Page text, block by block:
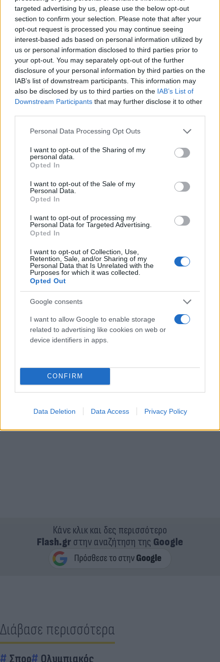
targeted advertising by us, please use the below opt-out
section to confirm your selection. Please note that after your
opt-out request is processed you may continue seeing
interest-based ads based on personal information utilized by
us or personal information disclosed to third parties prior to
your opt-out. You may separately opt-out of the further
disclosure of your personal information by third parties on the
IAB’s list of downstream participants. This information may
also be disclosed by us to third parties on the IAB’s List of
Downstream Participants that may further disclose it to other
Please note that this website/app uses one or more Google
not limited to your visit or usage behaviour. You may click to
grant or deny consent to Google and its third-party tags to
use your data for below specified purposes in below Google
consent section.
Personal Data Processing Opt Outs
I want to opt-out of the Sharing of my
personal data.
Opted In
I want to opt-out of the Sale of my
Personal Data.
Opted In
I want to opt-out of processing my
Personal Data for Targeted Advertising.
Opted In
I want to opt-out of Collection, Use,
Retention, Sale, and/or Sharing of my
Personal Data that Is Unrelated with the
Purposes for which it was collected.
Opted Out
Google consents
I want to allow Google to enable storage
related to advertising like cookies on web or
device identifiers in apps.
CONFIRM
Data Deletion Data Access Privacy Policy
θητείες στον πάγκο των πρωταθλητών Ελλάδας, με
τελευταία το 2017.
Διερωτάται, λοιπόν, το RMC στον μεσότιτλό του: «Ο
Κάρλος Κορμπεράν ή ο Τάκης Λεμονής θα τον
διαδεχθεί;» Και συνεχίζει: «Για τη διάδοχη
κατάσταση στον Ολυμπιακό, το όνομα του νεαρού
(39 ετών) Ισπανού προπονητή, Κάρλος Κορμπεράν,
έρχεται στο προσκήνιο με επιμονή, καθώς και του
Τάκη Λεμονή (62 ετών), πρώην παίκτη και
αρκετές περιπτώσεις ως… πυροσβέστης»!
Κάνε κλικ και δες περισσότερο
Flash.grστην αναζήτηση της Google
Διάβασε περισσότερα
Σπορ Ολυμπιακός